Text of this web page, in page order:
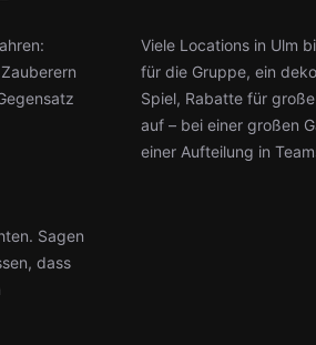
Viele Locations in Ulm
für die Gruppe, ein
Spiel, Rabatte für
auf – bei einer großen
einer Aufteilung in
Sagen
dass